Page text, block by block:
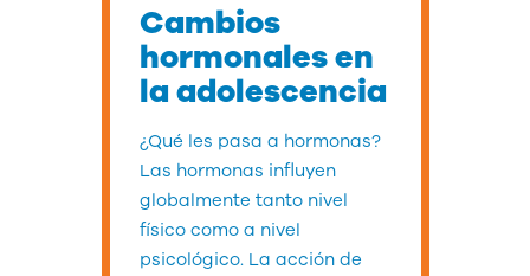
Cambios
hormonales en
la adolescencia
¿Qué les pasa a hormonas?
Las hormonas influyen
globalmente tanto nivel
físico como a nivel
psicológico. La acción de